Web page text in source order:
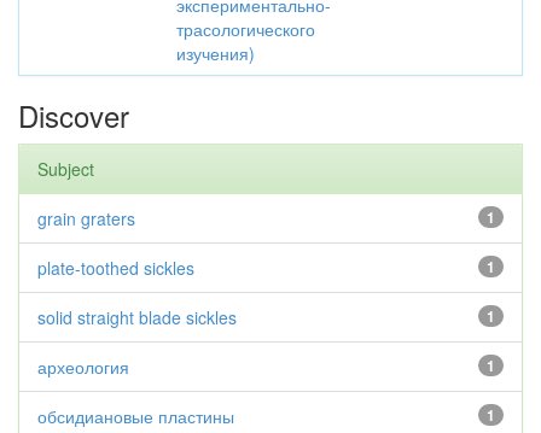
экспериментально-
трасологического
изучения)
Discover
Subject
1
grain graters
1
plate-toothed sickles
1
solid straight blade sickles
1
археология
1
обсидиановые пластины